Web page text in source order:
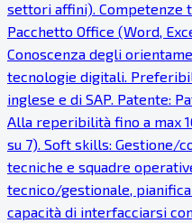
settori affini). Competenze
Pacchetto Office (Word,
Conoscenza degli
tecnologie digitali.
inglese e di SAP. Patente:
Alla reperibilità fino a max
su 7). Soft skills: Gestione/
tecniche e squadre
tecnico/gestionale,
capacità di interfacciarsi